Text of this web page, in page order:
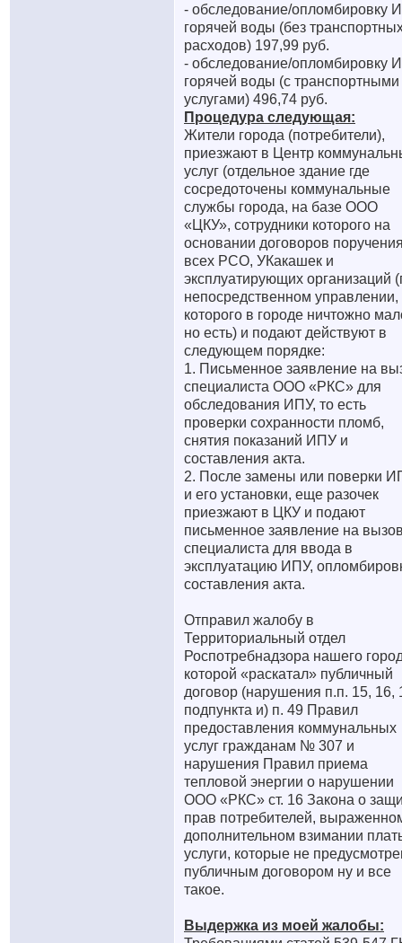
- обследование/опломбировку
горячей воды (без
расходов) 197,99 руб.
- обследование/опломбировку
горячей воды (с транспортными
услугами) 496,74 руб.
Процедура следующая:
Жители города (потребители),
приезжают в Центр
услуг (отдельное здание где
сосредоточены коммунальные
службы города, на базе ООО
«ЦКУ», сотрудники которого на
основании договоров
всех РСО, УКакашек и
эксплуатирующих организаций
непосредственном управлении,
которого в городе ничтожно
но есть) и подают действуют в
следующем порядке:
1. Письменное заявление на
специалиста ООО «РКС» для
обследования ИПУ, то есть
проверки сохранности пломб,
снятия показаний ИПУ и
составления акта.
2. После замены или поверки
и его установки, еще разочек
приезжают в ЦКУ и подают
письменное заявление на
специалиста для ввода в
эксплуатацию ИПУ,
составления акта.
Отправил жалобу в
Территориальный отдел
Роспотребнадзора нашего
которой «раскатал» публичный
договор (нарушения п.п. 15, 16,
подпункта и) п. 49 Правил
предоставления коммунальных
услуг гражданам № 307 и
нарушения Правил приема
тепловой энергии о нарушении
ООО «РКС» ст. 16 Закона о
прав потребителей,
дополнительном взимании
услуги, которые не
публичным договором ну и все
такое.
Выдержка из моей жалобы: